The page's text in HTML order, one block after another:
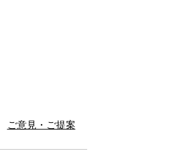
ご意見・ご提案